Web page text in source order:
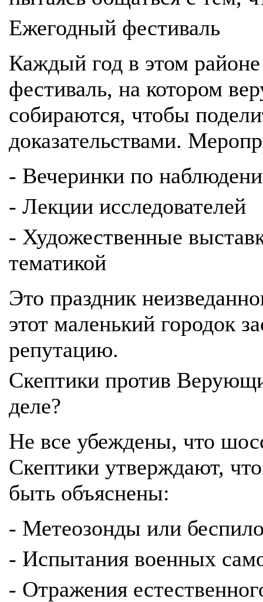
Ежегодный фестиваль
Каждый год в этом
фестиваль, на котором
собираются, чтобы
доказательствами.
- Вечеринки по
- Лекции исследователей
- Художественные
тематикой
Это праздник
этот маленький городок
репутацию.
Скептики против
деле?
Не все убеждены, что
Скептики утверждают,
быть объяснены:
- Метеозонды или
- Испытания военных
- Отражения